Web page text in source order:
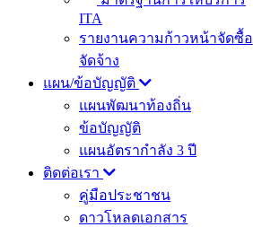
ITA
รายงานความก้าวหน้าจัดซื้อ
จัดจ้าง
แผน/ข้อบัญญัติ
แผนพัฒนาท้องถิ่น
ข้อบัญญัติ
แผนอัตรากำลัง 3 ปี
ติดต่อเรา
คู่มือประชาชน
ดาวโหลดเอกสาร